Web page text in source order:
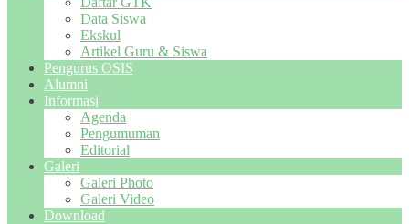
Data Siswa
Ekskul
Artikel Guru & Siswa
Pengurus OSIS
Alumni
Informasi
Agenda
Pengumuman
Editorial
Galeri
Galeri Photo
Galeri Video
Download